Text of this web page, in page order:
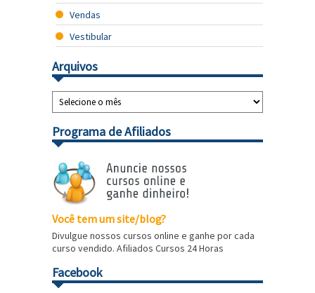
Vendas
Vestibular
Arquivos
Programa de Afiliados
Você tem um site/blog?
Divulgue nossos cursos online e ganhe por cada
curso vendido. Afiliados Cursos 24 Horas
Facebook